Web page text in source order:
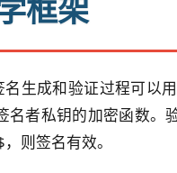
框架
生成和验证过程可以
名者私钥的加密函数
则签名有效。